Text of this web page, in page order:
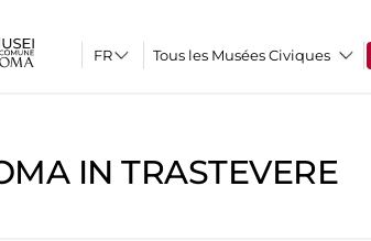
Tous les Musées Civiques
IN TRASTEVERE